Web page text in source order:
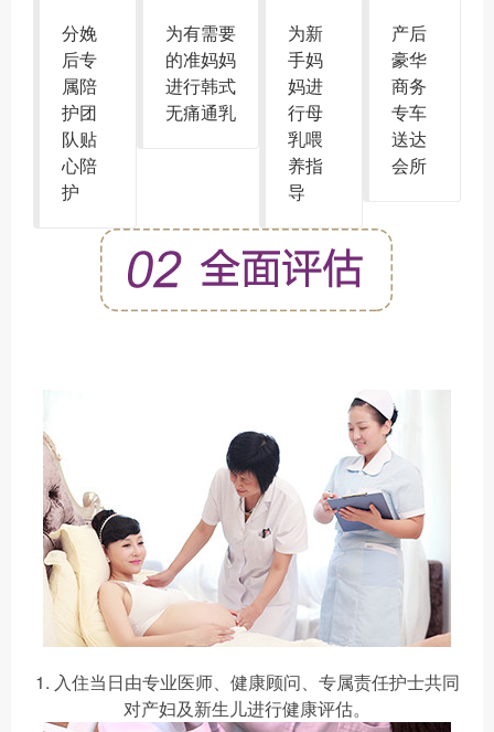
分娩
后专
属陪
护团
队贴
心陪
护
为有需要
的准妈妈
进行韩式
无痛通乳
为新
手妈
妈进
行母
乳喂
养指
导
产后
豪华
商务
专车
送达
会所
1. 入住当日由专业医师、健康顾问、专属责任护士共同
对产妇及新生儿进行健康评估。